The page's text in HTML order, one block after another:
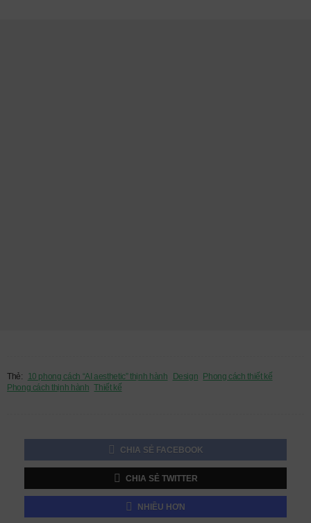
Thẻ: 10 phong cách “AI aesthetic” thịnh hành Design
Phong cách thiết kế
Phong cách thịnh hành Thiết kế
CHIA SẺ FACEBOOK
CHIA SẺ TWITTER
NHIỀU HƠN